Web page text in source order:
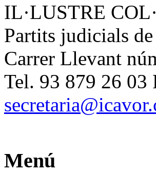
IL·LUSTRE
Partits judicials
Carrer Llevant
Tel. 93 879 26 03
Menú